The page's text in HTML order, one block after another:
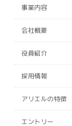
事業内容
会社概要
役員紹介
採用情報
アリエルの特徴
エントリー